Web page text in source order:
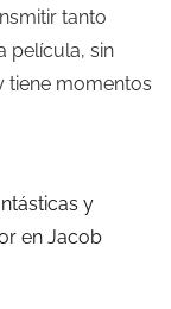
tanto
película, sin
tiene momentos
y
en Jacob